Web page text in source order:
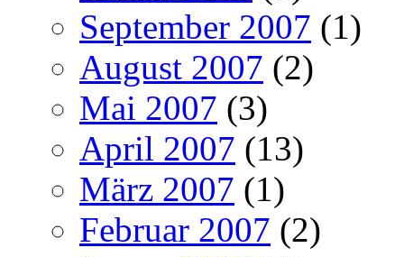
September 2007 (1)
August 2007 (2)
Mai 2007 (3)
April 2007 (13)
März 2007 (1)
Februar 2007 (2)